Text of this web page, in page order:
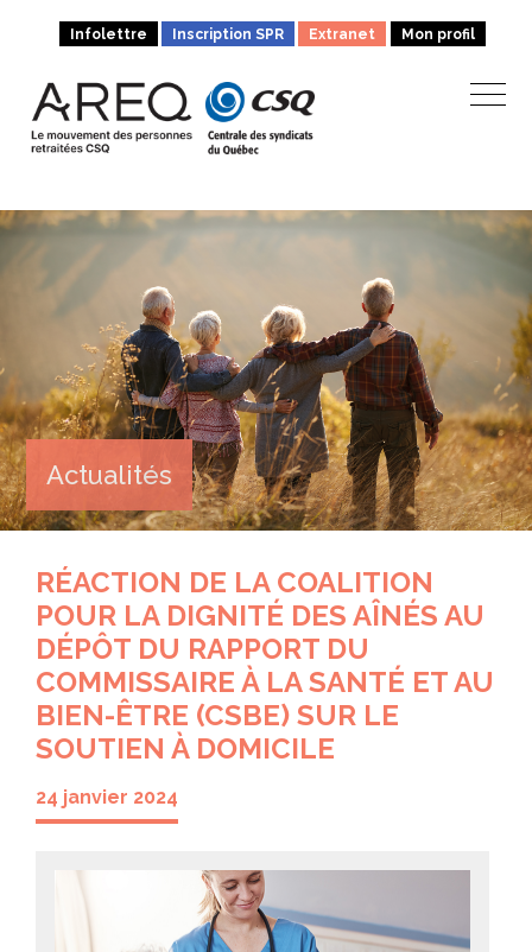
Infolettre Inscription SPR Extranet Mon profil
Actualités
RÉACTION DE LA COALITION
POUR LA DIGNITÉ DES AÎNÉS AU
DÉPÔT DU RAPPORT DU
COMMISSAIRE À LA SANTÉ ET AU
BIEN-ÊTRE (CSBE) SUR LE
SOUTIEN À DOMICILE
24 janvier 2024